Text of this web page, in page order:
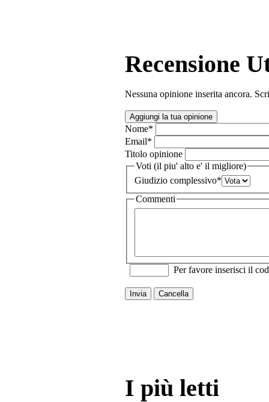
Recensione
Nessuna opinione inserita ancora.
Aggiungi la tua opinione
Nome*
Email*
Titolo opinione
Voti (il piu' alto e' il migliore)
Giudizio complessivo*
Commenti
Per favore inserisci il
Invia Cancella
I più letti